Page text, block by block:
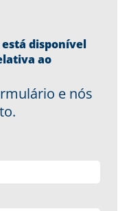
disponível
ao
e nós